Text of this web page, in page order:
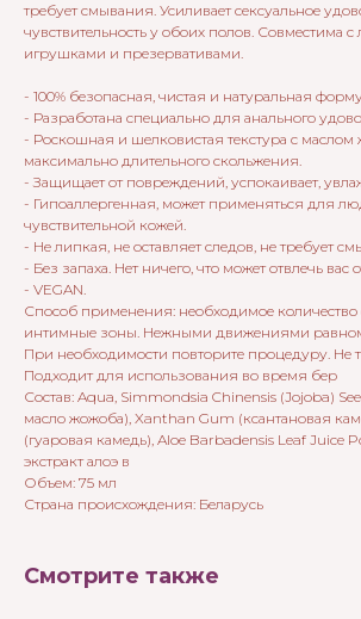
требует смывания. Усиливает сексуальное
чувствительность у обоих полов. Совместима
игрушками и презервативами.
- 100% безопасная, чистая и натуральная
- Разработана специально для анального
- Роскошная и шелковистая текстура с
максимально длительного скольжения.
- Защищает от повреждений, успокаивает,
- Гипоаллергенная, может применяться для
чувствительной кожей.
- Не липкая, не оставляет следов, не требует
- Без запаха. Нет ничего, что может отвлечь вас
- VEGAN.
Способ применения: необходимое количество
интимные зоны. Нежными движениями
При необходимости повторите процедуру. Не
Подходит для использования во время бер
Состав: Aqua, Simmondsia Chinensis (Jojoba)
масло жожоба), Xanthan Gum (ксантановая
(гуаровая камедь), Aloe Barbadensis Leaf Juice
экстракт алоэ в
Объем: 75 мл
Страна происхождения: Беларусь
Смотрите также